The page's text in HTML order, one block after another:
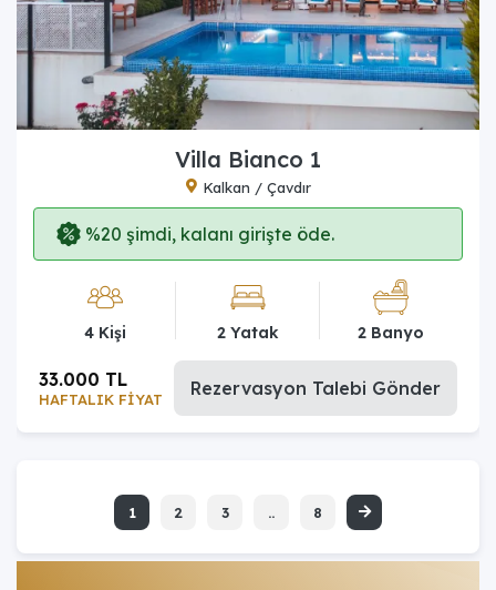
Villa Bianco 1
Kalkan / Çavdır
%20 şimdi, kalanı girişte öde.
4 Kişi 2 Yatak 2 Banyo
HAFTALIK FİYAT
33.000 TL Rezervasyon Talebi Gönder
1 2 3 .. 8